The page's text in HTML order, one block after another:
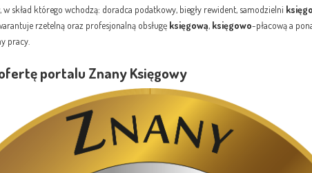
skład którego wchodzą: doradca podatkowy, biegły rewident, samodzielni
rzetelną oraz profesjonalną obsługę księgową, księgowo-płacową a
pracy.
portalu Znany Księgowy